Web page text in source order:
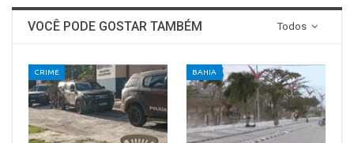
Todos
VOCÊ PODE GOSTAR TAMBÉM
CRIME BAHIA